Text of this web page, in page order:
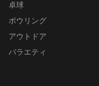
卓球
ボウリング
アウトドア
バラエティ